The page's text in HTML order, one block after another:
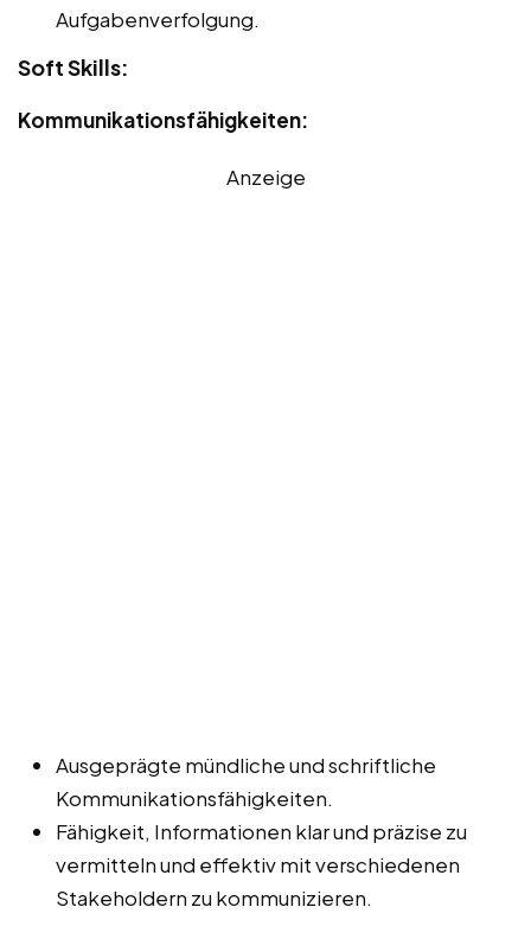
Aufgabenverfolgung.
Soft Skills:
Kommunikationsfähigkeiten:
Anzeige
Ausgeprägte mündliche und schriftliche
Kommunikationsfähigkeiten.
Fähigkeit, Informationen klar und präzise zu
vermitteln und effektiv mit verschiedenen
Stakeholdern zu kommunizieren.